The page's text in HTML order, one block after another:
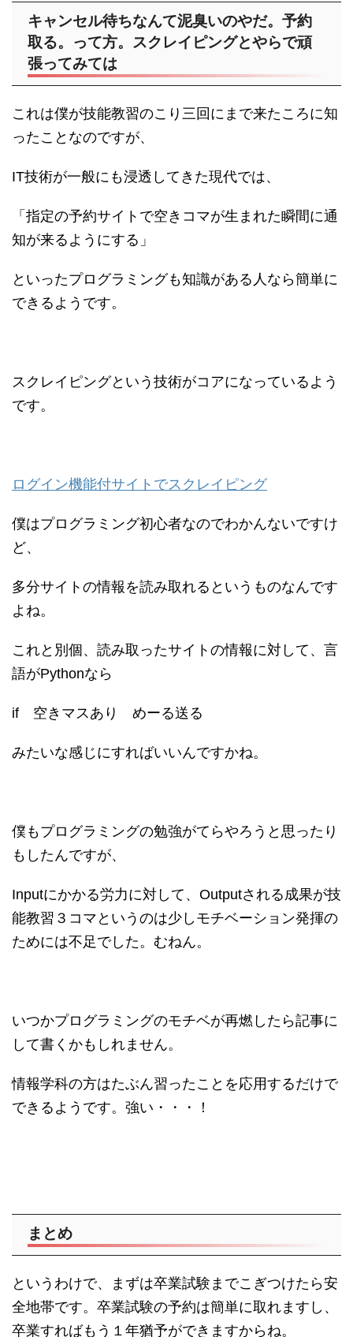
キャンセル待ちなんて泥臭いのやだ。予約
取る。って方。スクレイピングとやらで頑
張ってみては
これは僕が技能教習のこり三回にまで来たころに知
ったことなのですが、
IT技術が一般にも浸透してきた現代では、
「指定の予約サイトで空きコマが生まれた瞬間に通
知が来るようにする」
といったプログラミングも知識がある人なら簡単に
できるようです。
スクレイピングという技術がコアになっているよう
です。
ログイン機能付サイトでスクレイピング
僕はプログラミング初心者なのでわかんないですけ
ど、
多分サイトの情報を読み取れるというものなんです
よね。
これと別個、読み取ったサイトの情報に対して、言
語がPythonなら
if 空きマスあり めーる送る
みたいな感じにすればいいんですかね。
僕もプログラミングの勉強がてらやろうと思ったり
もしたんですが、
Inputにかかる労力に対して、Outputされる成果が技
能教習３コマというのは少しモチベーション発揮の
ためには不足でした。むねん。
いつかプログラミングのモチベが再燃したら記事に
して書くかもしれません。
情報学科の方はたぶん習ったことを応用するだけで
できるようです。強い・・・！
まとめ
というわけで、まずは卒業試験までこぎつけたら安
全地帯です。卒業試験の予約は簡単に取れますし、
卒業すればもう１年猶予ができますからね。